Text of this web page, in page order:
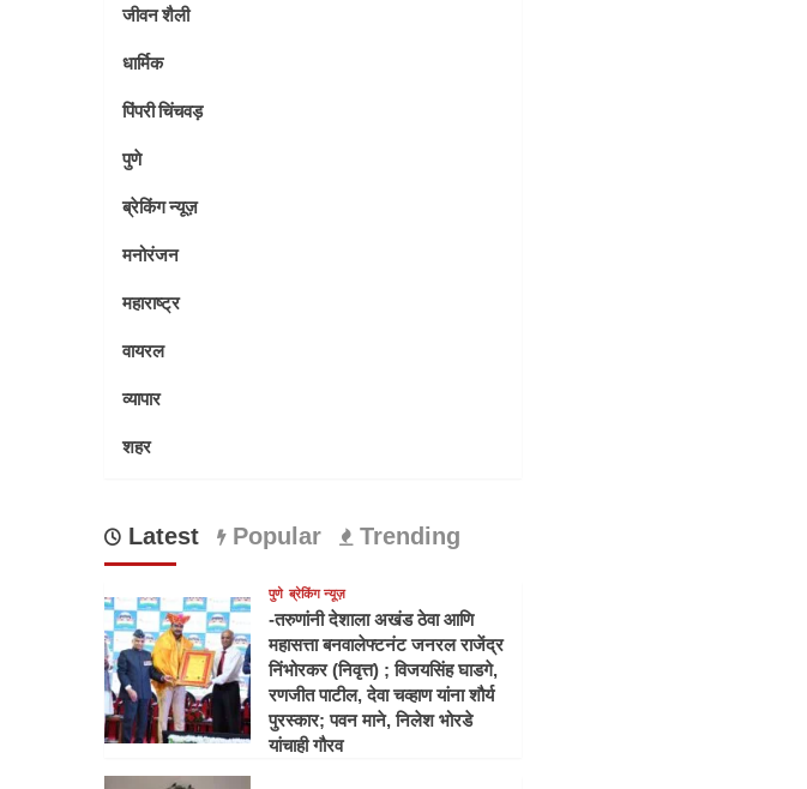
जीवन शैली
धार्मिक
पिंपरी चिंचवड़
पुणे
ब्रेकिंग न्यूज़
मनोरंजन
महाराष्ट्र
वायरल
व्यापार
शहर
Latest Popular Trending
पुणे ब्रेकिंग न्यूज़
-तरुणांनी देशाला अखंड ठेवा आणि
महासत्ता बनवालेफ्टनंट जनरल राजेंद्र
निंभोरकर (निवृत्त) ; विजयसिंह घाडगे,
रणजीत पाटील, देवा चव्हाण यांना शौर्य
पुरस्कार; पवन माने, निलेश भोरडे
यांचाही गौरव